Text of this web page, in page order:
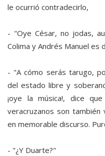
le ocurrió contradecirlo,
- "Oye César, no jodas,
Colima y Andrés Manuel es
- "A cómo serás tarugo,
del estado libre y
¡oye la música!, dice
veracruzanos son también
en memorable discurso.
- "¿Y Duarte?"